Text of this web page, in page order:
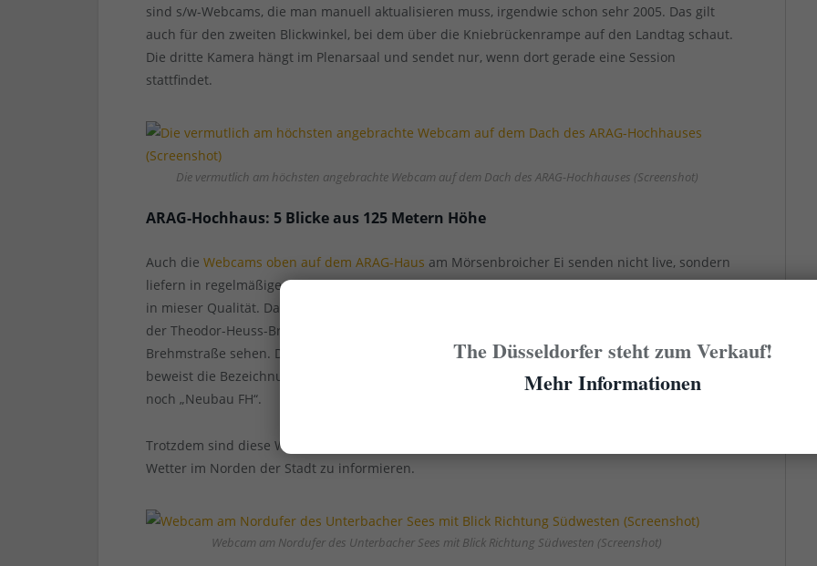
sind s/w-Webcams, die man manuell aktualisieren muss, irgendwie schon sehr 2005. Das gilt
auch für den zweiten Blickwinkel, bei dem über die Kniebrückenrampe auf den Landtag schaut.
Die dritte Kamera hängt im Plenarsaal und sendet nur, wenn dort gerade eine Session
stattfindet.
Die vermutlich am höchsten angebrachte Webcam auf dem Dach des ARAG-Hochhauses (Screenshot)
ARAG-Hochhaus: 5 Blicke aus 125 Metern Höhe
Auch dieWebcams oben auf dem ARAG-Haus am Mörsenbroicher Ei senden nicht live, sondern
liefern in regelmäßigen Abständen automatisch aktualisierte Bilder – leider ziemlich klein und
in mieser Qualität. Dabei wäre es besonders spannend, könnte man den fließenden Verkehr auf
der Theodor-Heuss-Brücke, auf dem A52-Zubringer sowie auf der der Heinrich-Erhardt- und der
Brehmstraße sehen. Dass sich auch um diese Webcams niemand mehr so richtig kümmert,
beweist die Bezeichnung des Blicks über die Münsterstraße Richtung Westen: die lautet immer
noch „Neubau FH“.
Trotzdem sind diese Webcam-Blicke aus großer Höhe eine prima Möglichkeit, sich über das
Wetter im Norden der Stadt zu informieren.
Webcam am Nordufer des Unterbacher Sees mit Blick Richtung Südwesten (Screenshot)
The Düsseldorfer steht zum Verkauf!
Mehr Informationen